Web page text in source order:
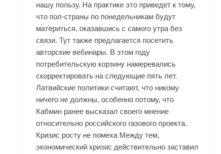
нашу пользу. На практике это приведет к тому,
что пол-страны по понедельникам будут
материться, оказавшись с самого утра без
связи. Тут также предлагается посетить
авторские вебинары. В этом году
потребительскую корзину намеревались
скорректировать на следующие пять лет.
Латвийские политики считают, что никому
ничего не должны, особенно потому, что
Кабмин ранее высказал своего мнение
относительно российского газового проекта.
Кризис росту не помеха Между тем,
экономический кризис действительно заставил